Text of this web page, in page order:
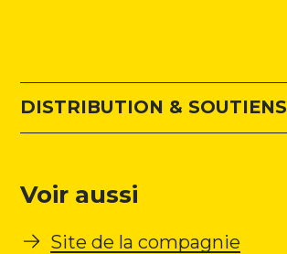
DISTRIBUTION & SOUTIENS
Voir aussi
Site de la compagnie